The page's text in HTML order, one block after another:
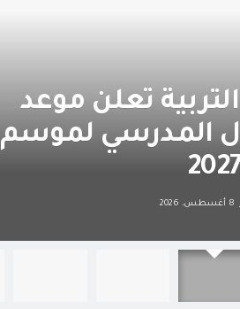
التربية تعلن موعد
المدرسي لموسم
8 أغسطس، 2026